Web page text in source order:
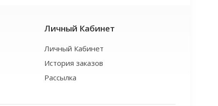
Личный Кабинет
Личный Кабинет
История заказов
Рассылка